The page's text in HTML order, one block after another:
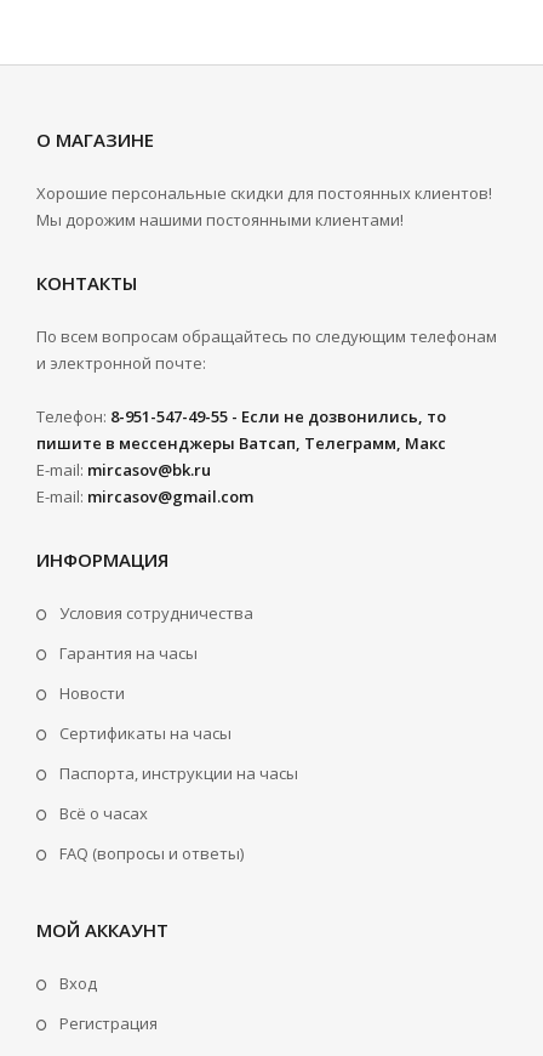
О МАГАЗИНЕ
Хорошие персональные скидки для постоянных клиентов!
Мы дорожим нашими постоянными клиентами!
КОНТАКТЫ
По всем вопросам обращайтесь по следующим телефонам
и электронной почте:
Телефон: 8-951-547-49-55 - Если не дозвонились, то
пишите в мессенджеры Ватсап, Телеграмм, Макс
E-mail: mircasov@bk.ru
E-mail: mircasov@gmail.com
ИНФОРМАЦИЯ
Условия сотрудничества
Гарантия на часы
Новости
Сертификаты на часы
Паспорта, инструкции на часы
Всё о часах
FAQ (вопросы и ответы)
МОЙ АККАУНТ
Вход
Регистрация